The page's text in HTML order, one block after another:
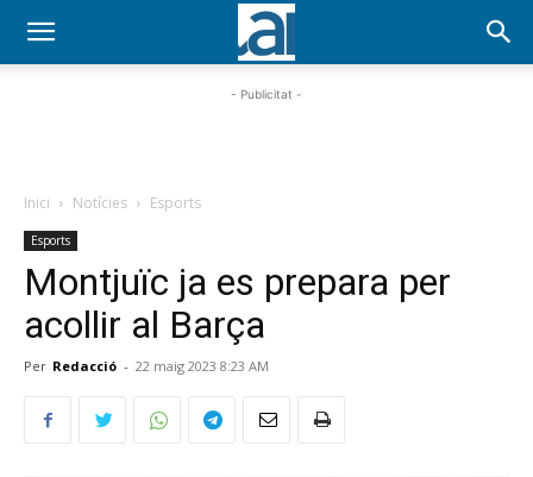
- Publicitat -
Inici Notícies Esports
Esports
Montjuïc ja es prepara per
acollir al Barça
Per Redacció - 22 maig 2023 8:23 AM